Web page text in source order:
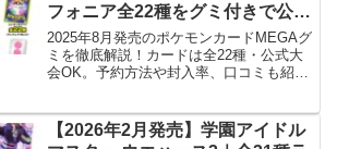
フォニア全22種をグミ付きで公式
収録
2025年8月発売のポケモンカードMEGAグ
ミを徹底解説！カードは全22種・公式大
会OK。予約方法や封入率、口コミも紹
【2026年2月発売】学園アイドル